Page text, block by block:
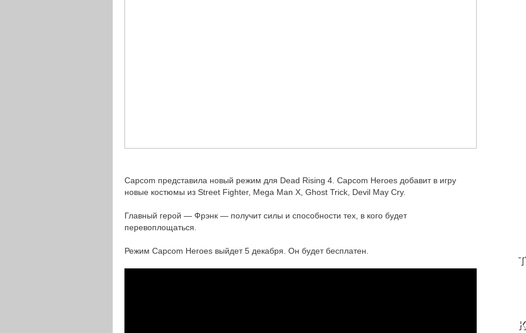
Capcom представила новый режим для Dead Rising 4. Capcom Heroes добавит в игру
новые костюмы из Street Fighter, Mega Man X, Ghost Trick, Devil May Cry.
Главный герой — Фрэнк — получит силы и способности тех, в кого будет
перевоплощаться.
Режим Capcom Heroes выйдет 5 декабря. Он будет бесплатен.